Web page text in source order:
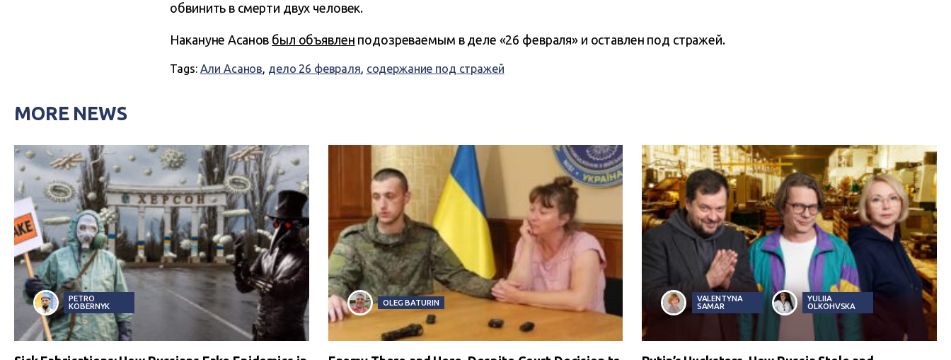
обвинить в смерти двух человек.
Накануне Асанов был объявлен подозреваемым в деле «26 февраля» и оставлен под стражей.
Tags: Али Асанов, дело 26 февраля, содержание под стражей
MORE NEWS
PETRO
KOBERNYK
OLEG BATURIN
VALENTYNA
SAMAR
YULIIA
OLKOHVSKA